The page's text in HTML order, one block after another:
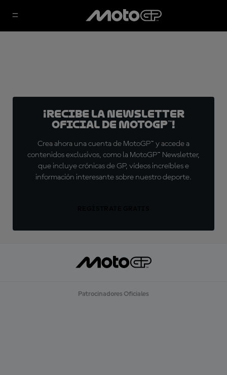
¡Recibe la Newsletter
oficial de MotoGP™!
Crea ahora una cuenta de MotoGP™ y accede a
contenidos exclusivos, como la MotoGP™ Newsletter,
que incluye crónicas de GP, vídeos increíbles e
información interesante sobre nuestro deporte.
Patrocinadores Oficiales